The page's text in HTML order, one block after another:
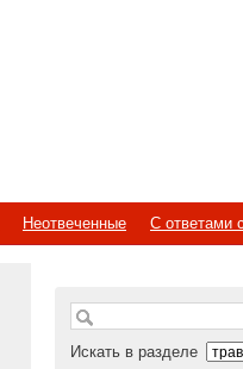
Неотвеченные
С ответами
Искать в разделе